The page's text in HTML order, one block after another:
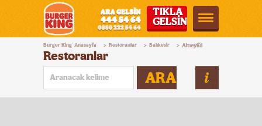
Burger
King®
Türkiye
TIKLA
GELSİN
Burger King® Anasayfa > Restoranlar > Balıkesir > Altıeylül
Restoranlar
ARA